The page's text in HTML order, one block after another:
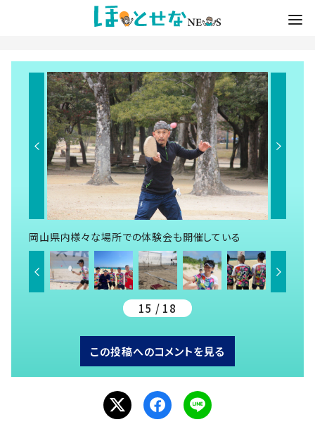
岡山県内様々な場所での体験会も開催している
15 / 18
この投稿へのコメントを見る